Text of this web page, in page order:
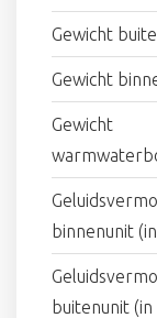
Gewicht
Gewicht
Gewicht
binnenunit
buitenunit (in